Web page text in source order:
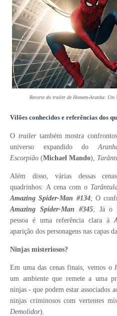
Recorte do trailer de Homem-Aranha:
Vilões conhecidos e referências dos
O trailertambém mostra
universo expandido do
Escorpião (Michael Mando),
Além disso, várias dessas
quadrinhos: A cena com o
Amazing Spider-Man #134; O
Amazing Spider-Man #345; Já o
pessoa é uma referência clara à
aparição dos personagens nas capas
Ninjas misteriosos?
Em uma das cenas finais, vemos o
um ambiente que remete a uma
ninjas - que podem estar associados
ninjas criminosos com vertentes
Demolidor).